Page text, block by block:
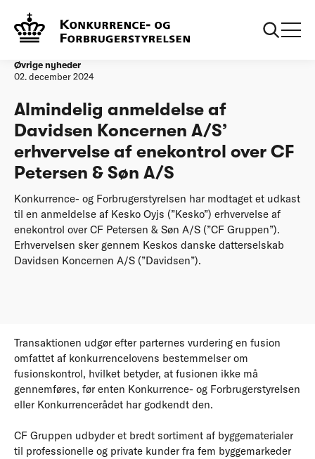
Forside
erhvervelse af enekontrol over CF Petersen & Søn A/S
Øvrige nyheder
02. december 2024
Almindelig anmeldelse af
Davidsen Koncernen A/S’
erhvervelse af enekontrol over CF
Petersen & Søn A/S
Konkurrence- og Forbrugerstyrelsen har modtaget et udkast
til en anmeldelse af Kesko Oyjs (”Kesko”) erhvervelse af
enekontrol over CF Petersen & Søn A/S (”CF Gruppen”).
Erhvervelsen sker gennem Keskos danske datterselskab
Davidsen Koncernen A/S (”Davidsen”).
Transaktionen udgør efter parternes vurdering en fusion
omfattet af konkurrencelovens bestemmelser om
fusionskontrol, hvilket betyder, at fusionen ikke må
gennemføres, før enten Konkurrence- og Forbrugerstyrelsen
eller Konkurrencerådet har godkendt den.
CF Gruppen udbyder et bredt sortiment af byggematerialer
til professionelle og private kunder fra fem byggemarkeder